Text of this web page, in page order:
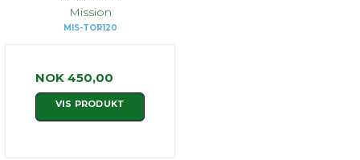
Mission
MIS-TOR120
NOK 450,00
VIS PRODUKT